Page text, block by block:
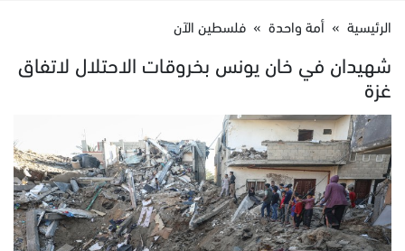
الرئيسية » أمة واحدة » فلسطين الآن
شهيدان في خان يونس بخروقات الاحتلال لاتفاق
غزة